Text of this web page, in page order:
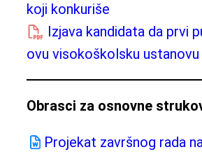
koji konkuriše
Izjava kandidata da prvi
ovu visokoškolsku ustanovu
Obrasci za osnovne
Projekat završnog rada